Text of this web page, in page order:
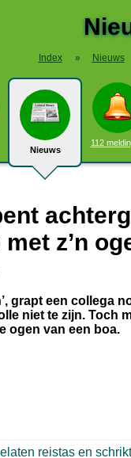
Index » Nieuws
Nieuws
112
z’n
grapt een collega
niet te zijn. Toch
ogen van een boa.
reistas en